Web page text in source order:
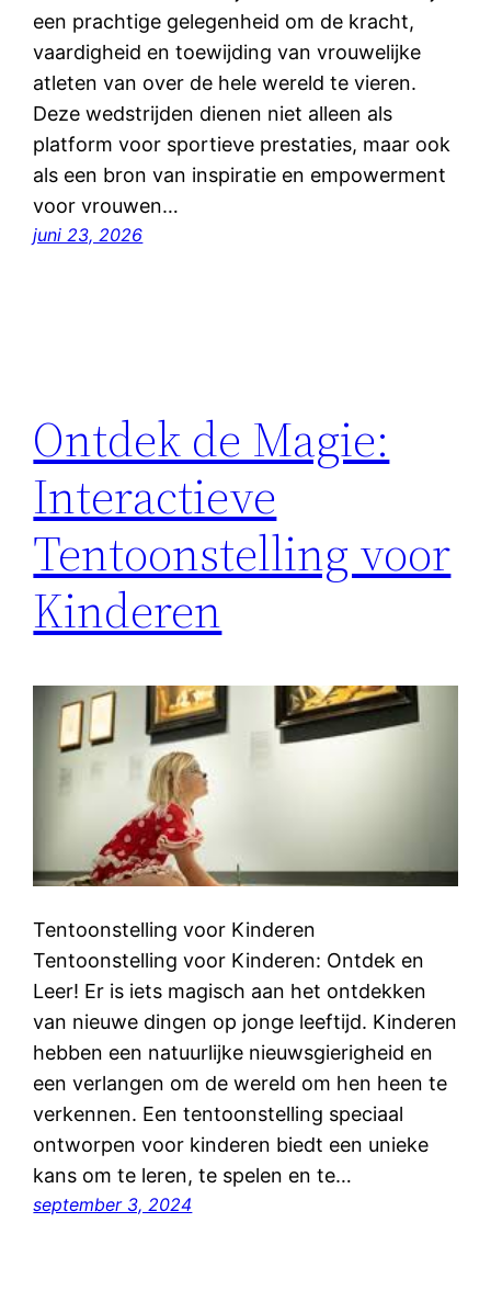
een prachtige gelegenheid om de kracht,
vaardigheid en toewijding van vrouwelijke
atleten van over de hele wereld te vieren.
Deze wedstrijden dienen niet alleen als
platform voor sportieve prestaties, maar ook
als een bron van inspiratie en empowerment
voor vrouwen…
juni 23, 2026
Ontdek de Magie:
Interactieve
Tentoonstelling voor
Kinderen
Tentoonstelling voor Kinderen
Tentoonstelling voor Kinderen: Ontdek en
Leer! Er is iets magisch aan het ontdekken
van nieuwe dingen op jonge leeftijd. Kinderen
hebben een natuurlijke nieuwsgierigheid en
een verlangen om de wereld om hen heen te
verkennen. Een tentoonstelling speciaal
ontworpen voor kinderen biedt een unieke
kans om te leren, te spelen en te…
september 3, 2024